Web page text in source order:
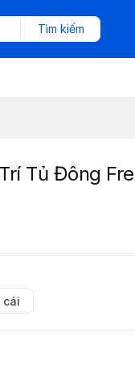
Tìm kiếm
Tủ Đông
cái